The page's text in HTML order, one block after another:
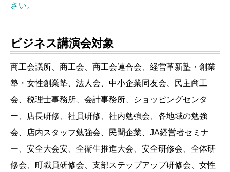
さい。
ビジネス講演会対象
商工会議所、商工会、商工会連合会、経営革新塾・創業
塾・女性創業塾、法人会、中小企業同友会、民主商工
会、税理士事務所、会計事務所、ショッピングセンタ
ー、店長研修、社員研修、社内勉強会、各地域の勉強
会、店内スタッフ勉強会、民間企業、JA経営者セミナ
ー、安全大会安、全衛生推進大会、安全研修会、全体研
修会、町職員研修会、支部ステップアップ研修会、女性